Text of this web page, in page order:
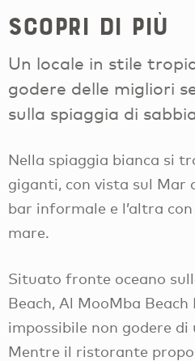
Scopri di più
Un locale in stile
godere delle migliori
sulla spiaggia di
Nella spiaggia bianca si
giganti, con vista sul Mar
bar informale e l’altra
mare.
Situato fronte oceano
Beach, Al MooMba
impossibile non godere
Mentre il ristorante